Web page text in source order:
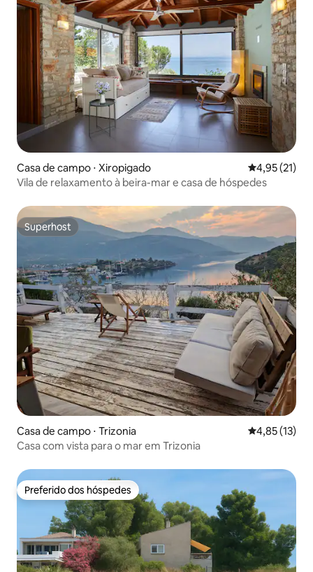
Casa de campo ⋅ Xiropigado 4,95 de uma
4,95 (21)
Vila de relaxamento à beira-mar e casa de hóspedes
Superhost
Superhost
Casa de campo ⋅ Trizonia 4,85 de uma
4,85 (13)
Casa com vista para o mar em Trizonia
Preferido dos hóspedes
Preferido dos hóspedes